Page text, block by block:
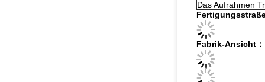
Das Aufrahmen
Fabrik-Ansicht：